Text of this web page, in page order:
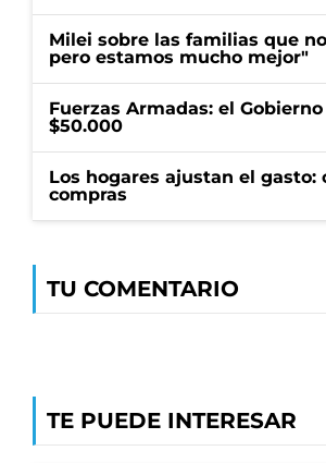
Milei sobre las familias que
pero estamos mucho mejor"
Fuerzas Armadas: el
$50.000
Los hogares ajustan el gasto:
compras
TU COMENTARIO
TE PUEDE INTERESAR